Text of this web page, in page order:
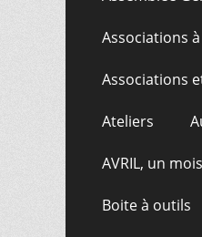
Associations
Associations
Ateliers
AVRIL, un
Boite à outils